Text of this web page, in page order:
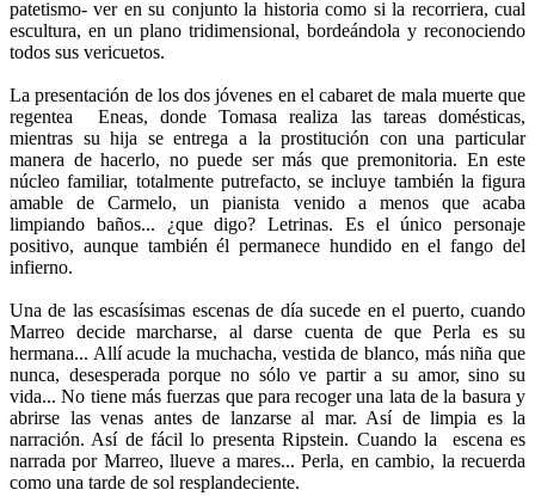
patetismo- ver en su conjunto la historia como si la recorriera, cual
escultura, en un plano tridimensional, bordeándola y reconociendo
todos sus vericuetos.
La presentación de los dos jóvenes en el cabaret de mala muerte que
regentea Eneas, donde Tomasa realiza las tareas domésticas,
mientras su hija se entrega a la prostitución con una particular
manera de hacerlo, no puede ser más que premonitoria. En este
núcleo familiar, totalmente putrefacto, se incluye también la figura
amable de Carmelo, un pianista venido a menos que acaba
limpiando baños... ¿que digo? Letrinas. Es el único personaje
positivo, aunque también él permanece hundido en el fango del
infierno.
Una de las escasísimas escenas de día sucede en el puerto, cuando
Marreo decide marcharse, al darse cuenta de que Perla es su
hermana... Allí acude la muchacha, vestida de blanco, más niña que
nunca, desesperada porque no sólo ve partir a su amor, sino su
vida... No tiene más fuerzas que para recoger una lata de la basura y
abrirse las venas antes de lanzarse al mar. Así de limpia es la
narración. Así de fácil lo presenta Ripstein. Cuando la escena es
narrada por Marreo, llueve a mares... Perla, en cambio, la recuerda
como una tarde de sol resplandeciente.